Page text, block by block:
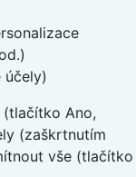
účely)
(tlačítko Ano,
(zaškrtnutím
vše (tlačítko